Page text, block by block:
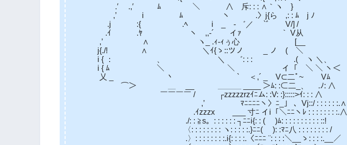
.′ .,′ ﾑ ＼ ∧ 斥: : : ∧｀ヽ }
,’ i ﾑ ヽ .〉j{らゝ,: : ﾑ j ﾉ
.j :{ .ﾍ i _ ‐ ゛／ `ﾞ V/] /
.ｲ .ﾔ ヽ ,,‐´ イｧ ｀ V从
,’ ∧ ヽ_ .ｨ-ｨぅ心 [__
j{./! ∧ ＼ｲ{ゝ::ツノ _ ノ ( ＼
i { ： 、 ＼ ゛: : : .( ヽ ＼、
i { ﾑ ＼ ＼ イ「 ＼ ＼ ヽ＜
乂 _ 丶 ` ＜,´ _ V⊂二ﾟ~ Vﾑ
⌒＞ ＿ __ ＿＿＿ ____ ＞ﾑ: :⊂二_、 .ﾉ: ∧
￣￣￣￣ / ┌zzzzzrzｲﾆム: :V: :}:::::>ｲ: : : ∧
,’ ﾏﾆﾆﾆﾆヽ〉ﾆ_」 、Vj::/ : : : : : :.∧
.ｲzzzx ___ 寸ﾆ イi「＼ﾆﾆヽﾚ : : : : : : : :.∧
./: : ≧s。: : : : : : ┐ﾆﾆi{: : ( )ﾑ: : : : : : : : : : ::!
〈: : : : : : : : ヽ: : : : :.}ﾆﾆ( ): :ﾏﾆ八 : : : : : : : : /
.〉: : : : : : : :.i{: : : :.〈ﾆﾆﾆ ¨: : : :＼__ゝ: : : :.__／